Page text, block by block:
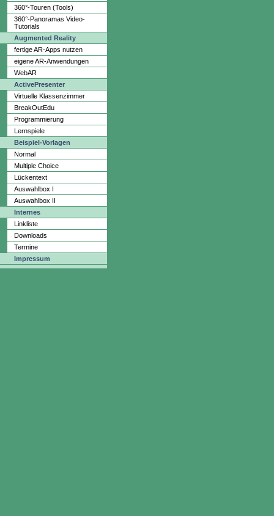
360°-Touren (Tools)
360°-Panoramas Video-
Tutorials
Augmented Reality
fertige AR-Apps nutzen
eigene AR-Anwendungen
WebAR
ActivePresenter
Virtuelle Klassenzimmer
BreakOutEdu
Programmierung
Lernspiele
Beispiel-Vorlagen
Normal
Multiple Choice
Lückentext
Auswahlbox I
Auswahlbox II
Internes
Linkliste
Downloads
Termine
Impressum